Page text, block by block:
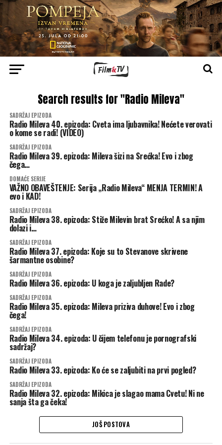
Search results for "Radio Mileva"
SADRŽAJ EPIZODA
Radio Mileva 40. epizoda: Cveta ima ljubavnika! Nećete verovati
o kome se radi! (VIDEO)
SADRŽAJ EPIZODA
Radio Mileva 39. epizoda: Mileva šizi na Srećka! Evo i zbog
čega…
DOMAĆE SERIJE
VAŽNO OBAVEŠTENJE: Serija „Radio Mileva“ MENJA TERMIN! A
evo i KAD!
SADRŽAJ EPIZODA
Radio Mileva 38. epizoda: Stiže Milevin brat Srećko! A sa njim
dolazi i…
SADRŽAJ EPIZODA
Radio Mileva 37. epizoda: Koje su to Stevanove skrivene
šarmantne osobine?
SADRŽAJ EPIZODA
Radio Mileva 36. epizoda: U koga je zaljubljen Rade?
SADRŽAJ EPIZODA
Radio Mileva 35. epizoda: Mileva priziva duhove! Evo i zbog
čega!
SADRŽAJ EPIZODA
Radio Mileva 34. epizoda: U čijem telefonu je pornografski
sadržaj?
SADRŽAJ EPIZODA
Radio Mileva 33. epizoda: Ko će se zaljubiti na prvi pogled?
SADRŽAJ EPIZODA
Radio Mileva 32. epizoda: Mikica je slagao mama Cvetu! Ni ne
sanja šta ga čeka!
JOŠ POSTOVA